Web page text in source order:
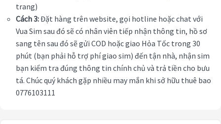
trang)
Cách 3:Đặt hàng trên website, gọi hotline hoặc chat với
Vua Sim sau đó sẽ có nhân viên tiếp nhận thông tin, hồ sơ
sang tên sau đó sẽ gửi COD hoặc giao Hỏa Tốc trong 30
phút (bạn phải hỗ trợ phí giao sim) đến tận nhà, nhận sim
bạn kiểm tra đúng thông tin chính chủ và trả tiền cho bưu
tá. Chúc quý khách gặp nhiều may mắn khi sở hữu thuê bao
0776103111